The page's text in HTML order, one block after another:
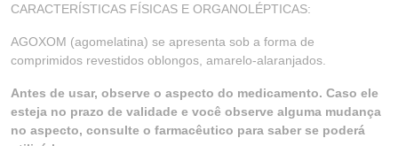
CARACTERÍSTICAS FÍSICAS E ORGANOLÉPTICAS:
AGOXOM (agomelatina) se apresenta sob a forma de
comprimidos revestidos oblongos, amarelo-alaranjados.
Antes de usar, observe o aspecto do medicamento. Caso ele
esteja no prazo de validade e você observe alguma mudança
no aspecto, consulte o farmacêutico para saber se poderá